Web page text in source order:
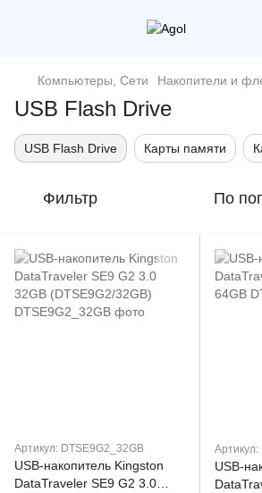
Компьютеры, Сети Накопители и
USB Flash Drive
USB Flash Drive Карты памяти
Фильтр По
Артикул: DTSE9G2_32GB
USB-накопитель Kingston
DataTraveler SE9 G2 3.0
Артикул:
USB-